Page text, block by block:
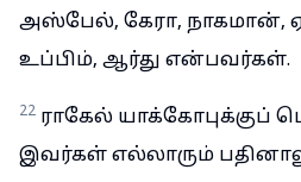
அஸ்பேல், கேரா, நாகமான்,
உப்பிம், ஆர்து என்பவர்கள்.
22 ராகேல் யாக்கோபுக்குப்
இவர்கள் எல்லாரும்